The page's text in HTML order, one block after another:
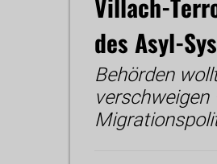
Villach-
des Asyl-
Behörden
verschweigen